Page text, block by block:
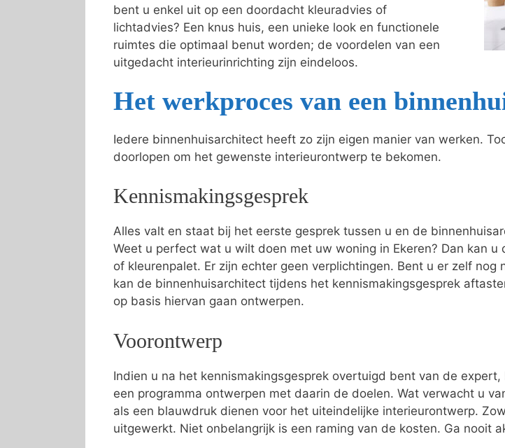
bent u enkel uit op een doordacht kleuradvies of
lichtadvies? Een knus huis, een unieke look en functionele
ruimtes die optimaal benut worden; de voordelen van een
uitgedacht interieurinrichting zijn eindeloos.
Het werkproces van een
Iedere binnenhuisarchitect heeft zo zijn eigen manier van werken.
doorlopen om het gewenste interieurontwerp te bekomen.
Kennismakingsgesprek
Alles valt en staat bij het eerste gesprek tussen u en de
Weet u perfect wat u wilt doen met uw woning in Ekeren? Dan kan
of kleurenpalet. Er zijn echter geen verplichtingen. Bent u er zelf
kan de binnenhuisarchitect tijdens het kennismakingsgesprek
op basis hiervan gaan ontwerpen.
Voorontwerp
Indien u na het kennismakingsgesprek overtuigd bent van de
een programma ontwerpen met daarin de doelen. Wat verwacht u
als een blauwdruk dienen voor het uiteindelijke interieurontwerp.
uitgewerkt. Niet onbelangrijk is een raming van de kosten. Ga nooit